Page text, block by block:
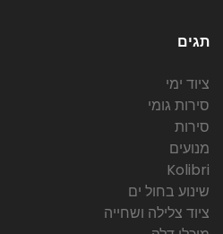
תגים
ציוד ימי
סירות גומי
סירות
מנועים
Kolibri
שינוע בחול ים
ציוד צלילה ושחייה